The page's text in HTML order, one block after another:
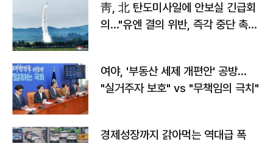
靑, 北 탄도미사일에 안보실 긴급회
의…"유엔 결의 위반, 즉각 중단 촉
여야, '부동산 세제 개편안' 공방…
"실거주자 보호" vs "무책임의 극치"
경제성장까지 갉아먹는 역대급 폭